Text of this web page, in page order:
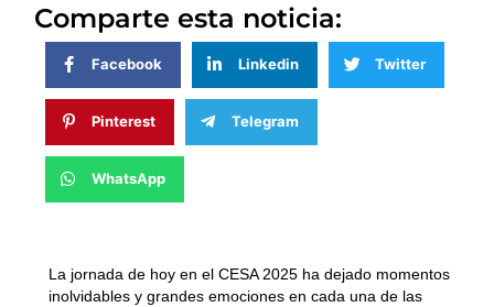
Comparte esta noticia:
Facebook Linkedin Twitter
Pinterest Telegram
WhatsApp
La jornada de hoy en el CESA 2025 ha dejado momentos
inolvidables y grandes emociones en cada una de las